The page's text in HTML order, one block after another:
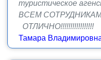
туристическое
ВСЕМ
ОТЛИЧНО!!!!!!!!!!!!!!!!!
Тамара